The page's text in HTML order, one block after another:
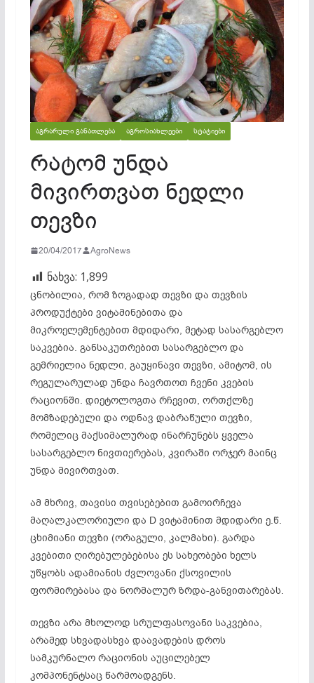
ᲐᲒᲠᲐᲠᲣᲚᲘ ᲒᲐᲜᲐᲗᲚᲔᲑᲐ ᲐᲒᲠᲝᲡᲘᲐᲮᲚᲔᲔᲑᲘ ᲡᲢᲐᲢᲘᲔᲑᲘ
რატომ უნდა
მივირთვათ ნედლი
თევზი
20/04/2017 AgroNews
ნახვა: 1,899
ცნობილია, რომ ზოგადად თევზი და თევზის
პროდუქტები ვიტამინებითა და
მიკროელემენტებით მდიდარი, მეტად სასარგებლო
საკვებია. განსაკუთრებით სასარგებლო და
გემრიელია ნედლი, გაუყინავი თევზი, ამიტომ, ის
რეგულარულად უნდა ჩავრთოთ ჩვენი კვების
რაციონში. დიეტოლოგთა რჩევით, ორთქლზე
მომზადებული და ოდნავ დაბრაწული თევზი,
რომელიც მაქსიმალურად ინარჩუნებს ყველა
სასარგებლო ნივთიერებას, კვირაში ორჯერ მაინც
უნდა მივირთვათ.
ამ მხრივ, თავისი თვისებებით გამოირჩევა
მაღალკალორიული და D ვიტამინით მდიდარი ე.წ.
ცხიმიანი თევზი (ორაგული, კალმახი). გარდა
კვებითი ღირებულებებისა ეს სახეობები ხელს
უწყობს ადამიანის ძვლოვანი ქსოვილის
ფორმირებასა და ნორმალურ ზრდა-განვითარებას.
თევზი არა მხოლოდ სრულფასოვანი საკვებია,
არამედ სხვადასხვა დაავადების დროს
სამკურნალო რაციონის აუცილებელ
კომპონენტსაც წარმოადგენს.